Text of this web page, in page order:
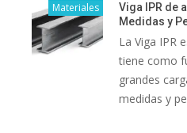
Materiales
Viga IPR de
Medidas y
La Viga IPR
tiene como
grandes
medidas y